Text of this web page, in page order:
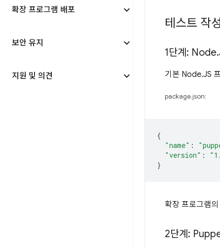
확장 프로그램 배포
보안 유지
지원 및 의견
테스트 작
1단계: Node.
기본 Node.JS
package.json:
{
"name" :
"version" :
}
확장 프로그램의
2단계: